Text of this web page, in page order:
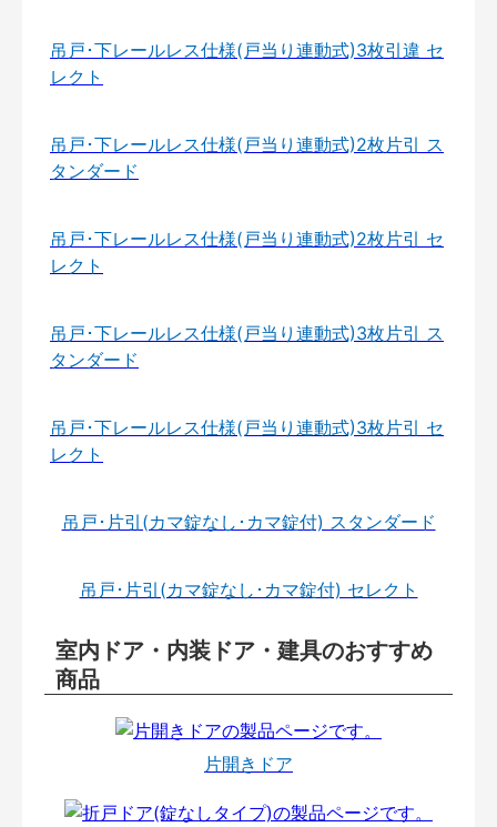
吊戸･下レールレス仕様(戸当り連動式)3枚引違 セ
レクト
吊戸･下レールレス仕様(戸当り連動式)2枚片引 ス
タンダード
吊戸･下レールレス仕様(戸当り連動式)2枚片引 セ
レクト
吊戸･下レールレス仕様(戸当り連動式)3枚片引 ス
タンダード
吊戸･下レールレス仕様(戸当り連動式)3枚片引 セ
レクト
吊戸･片引(カマ錠なし･カマ錠付) スタンダード
吊戸･片引(カマ錠なし･カマ錠付) セレクト
室内ドア・内装ドア・建具のおすすめ
商品
片開きドア